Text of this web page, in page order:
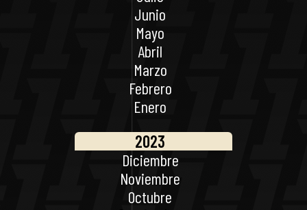
Junio
Mayo
Abril
Marzo
Febrero
Enero
2023
Diciembre
Noviembre
Octubre